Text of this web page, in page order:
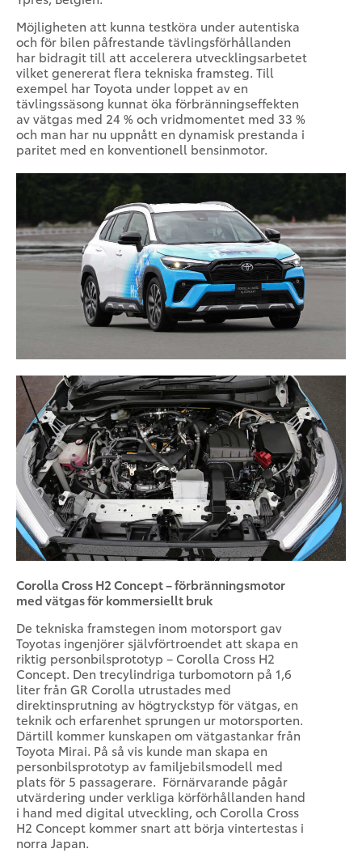
Möjligheten att kunna testköra under autentiska
och för bilen påfrestande tävlingsförhållanden
har bidragit till att accelerera utvecklingsarbetet
vilket genererat flera tekniska framsteg. Till
exempel har Toyota under loppet av en
tävlingssäsong kunnat öka förbränningseffekten
av vätgas med 24 % och vridmomentet med 33 %
och man har nu uppnått en dynamisk prestanda i
paritet med en konventionell bensinmotor.
Corolla Cross H2 Concept – förbränningsmotor
med vätgas för kommersiellt bruk
De tekniska framstegen inom motorsport gav
Toyotas ingenjörer självförtroendet att skapa en
riktig personbilsprototyp – Corolla Cross H2
Concept. Den trecylindriga turbomotorn på 1,6
liter från GR Corolla utrustades med
direktinsprutning av högtryckstyp för vätgas, en
teknik och erfarenhet sprungen ur motorsporten.
Därtill kommer kunskapen om vätgastankar från
Toyota Mirai. På så vis kunde man skapa en
personbilsprototyp av familjebilsmodell med
plats för 5 passagerare. Förnärvarande pågår
utvärdering under verkliga körförhållanden hand
i hand med digital utveckling, och Corolla Cross
H2 Concept kommer snart att börja vintertestas i
norra Japan.